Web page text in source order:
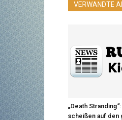
VERWANDTE
„Death
scheißen auf den